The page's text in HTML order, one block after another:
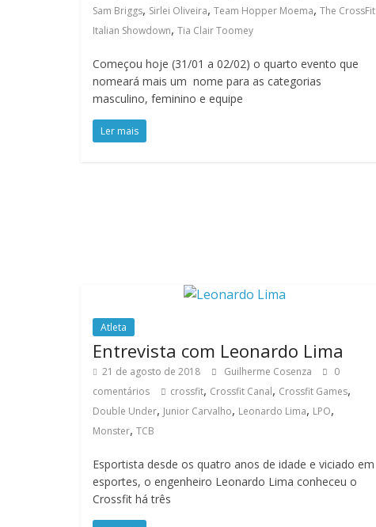
Sam Briggs, Sirlei Oliveira, Team Hopper Moema, The CrossFit
Italian Showdown, Tia Clair Toomey
Começou hoje (31/01 a 02/02) o quarto evento que
nomeará mais um nome para as categorias
masculino, feminino e equipe
Ler mais
Atleta
Entrevista com Leonardo Lima
21 de agosto de 2018 Guilherme Cosenza
0
comentários
crossfit, Crossfit Canal, Crossfit Games,
Double Under, Junior Carvalho, Leonardo Lima, LPO,
Monster, TCB
Esportista desde os quatro anos de idade e viciado em
esportes, o engenheiro Leonardo Lima conheceu o
Crossfit há três